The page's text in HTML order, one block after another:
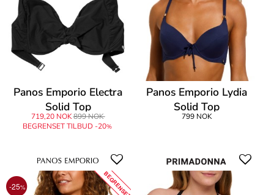
Panos Emporio Electra
Solid Top
719,20 NOK899 NOK
BEGRENSET TILBUD -20%
Panos Emporio Lydia
Solid Top
799 NOK
-25% BEGRENSET